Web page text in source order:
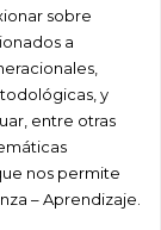
sobre
a
y
entre otras
nos permite
– Aprendizaje.